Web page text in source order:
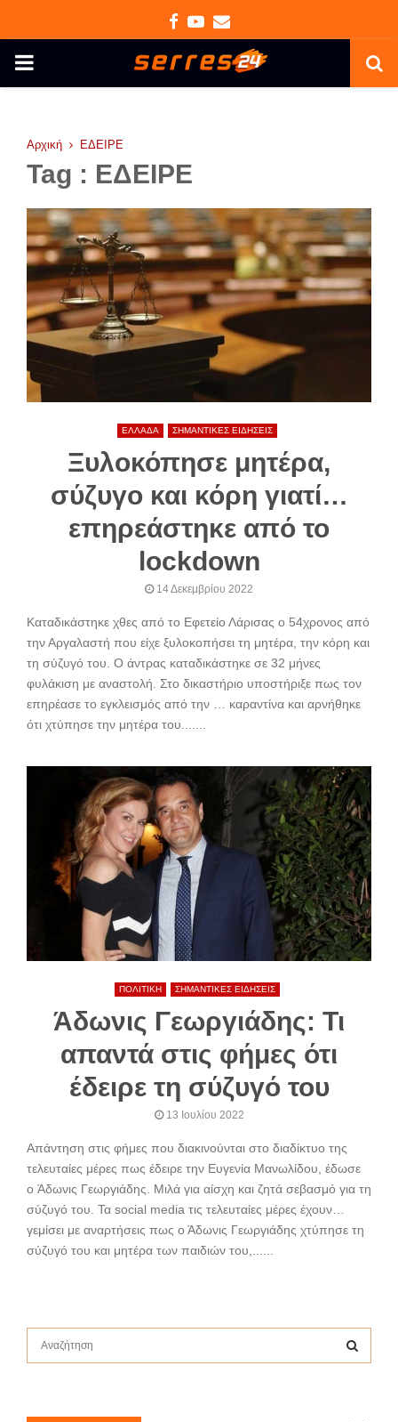
Facebook
Youtube
Email
PRIMARY
Αρχική ΕΔΕΙΡΕ
Tag : ΕΔΕΙΡΕ
ΕΛΛΑΔΑ ΣΗΜΑΝΤΙΚΕΣ ΕΙΔΗΣΕΙΣ
Ξυλοκόπησε μητέρα,
σύζυγο και κόρη γιατί…
επηρεάστηκε από το
lockdown
14 Δεκεμβρίου 2022
Καταδικάστηκε χθες από το Εφετείο Λάρισας ο 54χρονος από
την Αργαλαστή που είχε ξυλοκοπήσει τη μητέρα, την κόρη και
τη σύζυγό του. Ο άντρας καταδικάστηκε σε 32 μήνες
φυλάκιση με αναστολή. Στο δικαστήριο υποστήριξε πως τον
επηρέασε το εγκλεισμός από την … καραντίνα και αρνήθηκε
ότι χτύπησε την μητέρα του.......
ΠΟΛΙΤΙΚΗ ΣΗΜΑΝΤΙΚΕΣ ΕΙΔΗΣΕΙΣ
Άδωνις Γεωργιάδης: Τι
απαντά στις φήμες ότι
έδειρε τη σύζυγό του
13 Ιουλίου 2022
Απάντηση στις φήμες που διακινούνται στο διαδίκτυο της
τελευταίες μέρες πως έδειρε την Ευγενία Μανωλίδου, έδωσε
ο Άδωνις Γεωργιάδης. Μιλά για αίσχη και ζητά σεβασμό για τη
σύζυγό του. Τα social media τις τελευταίες μέρες έχουν…
γεμίσει με αναρτήσεις πως ο Άδωνις Γεωργιάδης χτύπησε τη
σύζυγό του και μητέρα των παιδιών του,......